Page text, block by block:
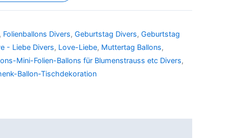
, Folienballons Divers, Geburtstag Divers, Geburtstag
- Liebe Divers, Love-Liebe, Muttertag Ballons,
Mini-Folien-Ballons für Blumenstrauss etc Divers,
Ballon-Tischdekoration